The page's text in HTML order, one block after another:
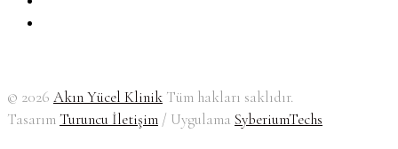
© 2026 Akın Yücel Klinik Tüm hakları saklıdır.
Tasarım Turuncu İletişim / Uygulama SyberiumTechs